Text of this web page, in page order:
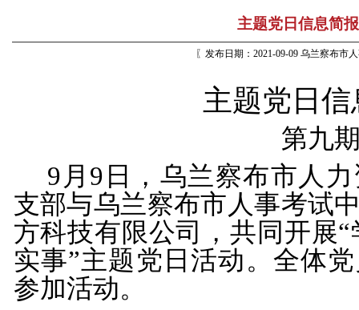
主题党日信息简
〖发布日期：2021-09-09 乌兰察布市
主题党日
第九
9月9日，乌兰察布市人
支部与乌兰察布市人事考试
方科技有限公司，共同开展
实事”主题党日活动。全体
参加活动。